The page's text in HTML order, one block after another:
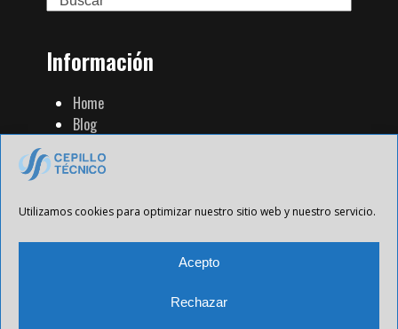
Utilizamos cookies para optimizar nuestro sitio web y nuestro servicio.
Acepto
Rechazar
Información
Home
Blog
Contacto
Aviso Legal